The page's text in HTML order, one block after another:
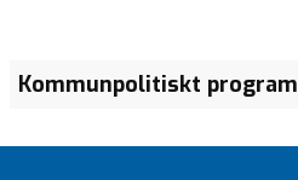
Kommunpolitiskt program